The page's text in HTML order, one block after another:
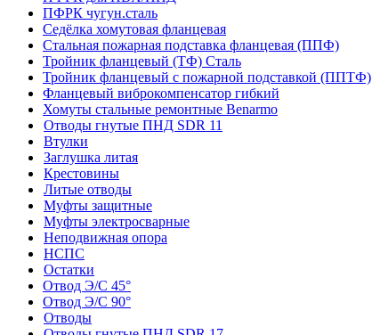
ПФРК чугун.сталь
Седёлка хомутовая фланцевая
Стальная пожарная подставка фланцевая (ППФ)
Тройник фланцевый (ТФ) Сталь
Тройник фланцевый с пожарной подставкой (ППТФ)
Фланцевый виброкомпенсатор гибкий
Хомуты стальные ремонтные Benarmo
Отводы гнутые ПНД SDR 11
Втулки
Заглушка литая
Крестовины
Литые отводы
Муфты защитные
Муфты электросварные
Неподвижная опора
НСПС
Остатки
Отвод Э/С 45°
Отвод Э/С 90°
Отводы